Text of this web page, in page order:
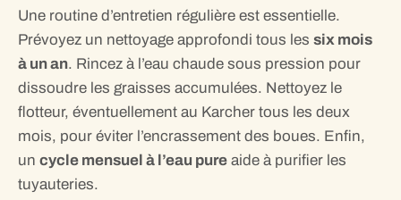
Une routine d’entretien régulière est essentielle.
Prévoyez un nettoyage approfondi tous les six mois
à un an. Rincez à l’eau chaude sous pression pour
dissoudre les graisses accumulées. Nettoyez le
flotteur, éventuellement au Karcher tous les deux
mois, pour éviter l’encrassement des boues. Enfin,
un cycle mensuel à l’eau pure aide à purifier les
tuyauteries.